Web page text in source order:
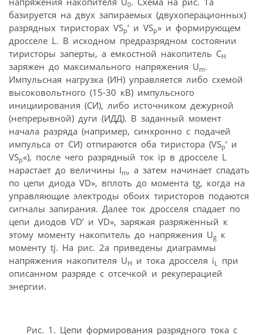
0
базируется на двух запираемых (двухоперационных)
разрядных тиристорах VSp‘ и VSp» и формирующем
дросселе L. В исходном предразрядном состоянии
тиристоры заперты, а емкостной накопитель СН
заряжен до максимального напряжения Um.
Импульсная нагрузка (ИН) управляется либо схемой
высоковольтного (15-30 кВ) импульсного
инициирования (СИ), либо источником дежурной
(непрерывной) дуги (ИДД). В заданный момент
начала разряда (например, синхронно с подачей
импульса от СИ) отпираются оба тиристора (VSp‘ и
VSp«), после чего разрядный ток ip в дросселе L
нарастает до величины Im, а затем начинает спадать
по цепи диода VD», вплоть до момента tg, когда на
управляющие электроды обоих тиристоров подаются
сигналы запирания. Далее ток дросселя спадает по
цепи диодов VD’ и VD», заряжая разряженный к
этому моменту накопитель до напряжения Ug к
моменту tj. На рис. 2а приведены диаграммы
напряжения накопителя UH и тока дросселя iL при
описанном разряде с отсечкой и рекуперацией
энергии.
Рис. 1. Цепи формирования разрядного тока с